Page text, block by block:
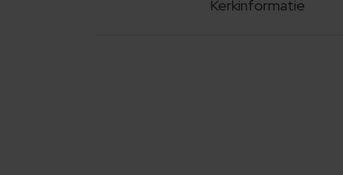
Kerkinformatie